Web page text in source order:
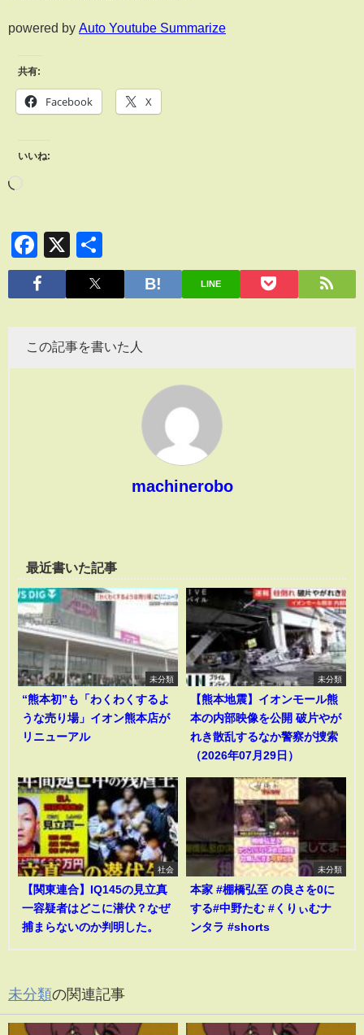
powered by Auto Youtube Summarize
共有:
Facebook X
いいね:
Facebook
X
有
LINE
この記事を書いた人
machinerobo
最近書いた記事
未分類
“熊本初”も「わくわくするよ
うな売り場」イオン熊本店が
リニューアル
未分類
【熊本地震】イオンモール熊
本の内部映像を公開 破片やが
れき散乱するなか警察が捜索
（2026年07月29日）
社会
【関東連合】IQ145の見立真
一容疑者はどこに潜伏？なぜ
捕まらないのか判明した。
未分類
本家 #棚橋弘至 の良さを0に
する#中野たむ #くりぃむナ
ンタラ #shorts
未分類の関連記事